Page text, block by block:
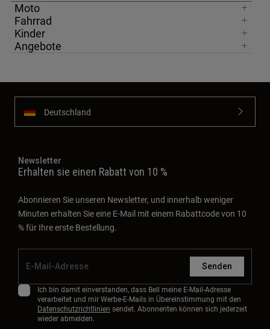
Moto
Fahrrad
Kinder
Angebote
Deutschland
Newsletter
Erhalten sie einen Rabatt von 10 %
Abonnieren Sie unseren Newsletter, und innerhalb weniger
Minuten erhalten Sie eine E-Mail mit einem Rabattcode von 10
% für Ihre erste Bestellung.
Senden
Ich bin damit einverstanden, dass Bell meine E-Mail-Adresse
verarbeitet und mir Werbe-E-Mails in Übereinstimmung mit den
Datenschutzrichtlinien sendet. Abonnenten können sich jederzeit
wieder abmelden.